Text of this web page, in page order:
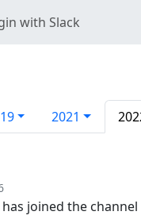
with Slack
2021
has joined the channel